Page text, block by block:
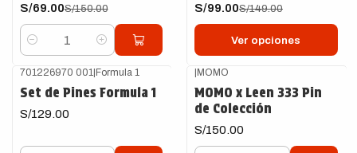
S/69.00S/150.00
Cantidad
S/99.00S/149.00
Ver opciones
701226970 001 |Formula 1
Set de Pines Formula 1
S/129.00
|MOMO
MOMO x Leen 333 Pin
de Colección
S/150.00